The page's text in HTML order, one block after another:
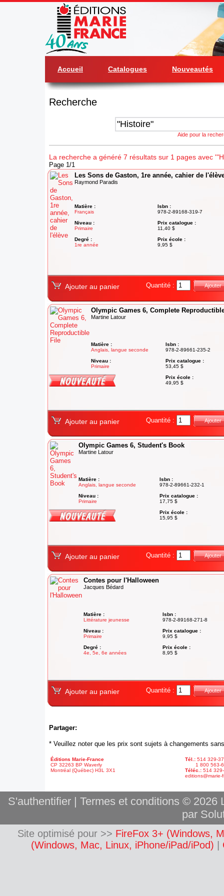
Accueil Catalogues Nouveautés
Recherche
Aide pour la
La recherche a généré 7 résultats sur 1 pages avec
Page 1/1
Les Sons de Gaston, 1re année, cahier de
Raymond Paradis
Matière :
Français
Niveau :
Primaire
Degré :
1re année
Isbn :
978-2-89168-319-7
Prix catalogue :
11,40 $
Prix école :
9,95 $
Ajouter au panier Quantité : Ajouter
Olympic Games 6, Complete
Martine Latour
Matière :
Anglais, langue seconde
Niveau :
Primaire
Degré :
6e année
Isbn :
978-2-89661-235-2
Prix catalogue :
53,45 $
Prix école :
49,95 $
Ajouter au panier Quantité : Ajouter
Olympic Games 6, Student's Book
Martine Latour
Matière :
Anglais, langue seconde
Niveau :
Primaire
Degré :
6e année
Isbn :
978-2-89661-232-1
Prix catalogue :
17,75 $
Prix école :
15,95 $
Ajouter au panier Quantité : Ajouter
Contes pour l'Halloween
Jacques Bédard
Matière :
Littérature jeunesse
Niveau :
Primaire
Degré :
4e, 5e, 6e années
Isbn :
978-2-89168-271-8
Prix catalogue :
9,95 $
Prix école :
8,95 $
Ajouter au panier Quantité : Ajouter
Partager:
* Veuillez noter que les prix sont sujets à changements
Éditions Marie-France
CP 32263 BP Waverly
Montréal (Québec) H3L 3X1
Tél.: 514 329-
1 800 563-
Téléc.: 514
editions@marie-
S'authentifier| Termes et conditions © 2026
par
Site optimisé pour >> FireFox 3+ (Windows,
(Windows, Mac, Linux, iPhone/iPad/iPod)